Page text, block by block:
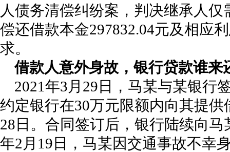
人债务清偿纠纷案，判决继承人
偿还借款本金297832.04元及相应
求。
借款人意外身故，银行贷款谁来
2021年3月29日，马某与某银行
约定银行在30万元限额内向其提
28日。合同签订后，银行陆续向
年2月19日，马某因交通事故不幸